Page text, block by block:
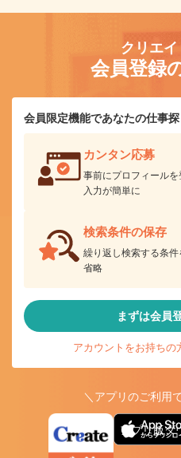
クリエイ
会員登録
会員限定機能であなたの仕事探
カンタン応募
事前にプロフィール
入力が簡単に
検索条件の保存
繰り返し検索する条
省略
まずは会員
アカウントをお持ちの
＼アプリのご利用
アプリ版ダ